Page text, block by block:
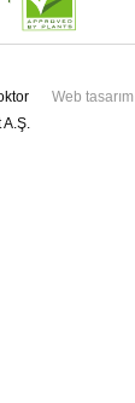
Web tasarım